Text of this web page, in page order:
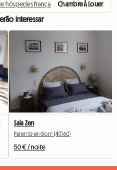
hóspedes França › Chambre À Louer
interessar
Sala Zen
Parentis-en-Born (40160)
50 € / noite